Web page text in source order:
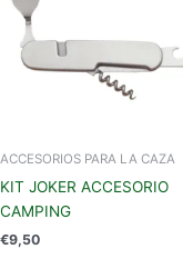
ACCESORIOS PARA LA CAZA
KIT JOKER ACCESORIO
CAMPING
€9,50